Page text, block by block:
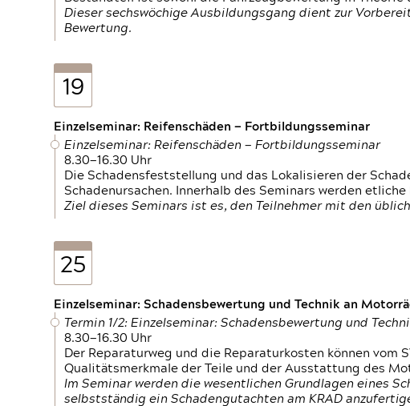
Dieser sechswöchige Ausbildungsgang dient zur
Bewertung.
19
Einzelseminar: Reifenschäden — Fortbildungsseminar
Einzelseminar: Reifenschäden — Fortbildungsseminar
8.30—16.30 Uhr
Die Schadensfeststellung und das Lokalisieren der
Schadenursachen. Innerhalb des Seminars werden
Ziel dieses Seminars ist es, den Teilnehmer mit den
25
Einzelseminar: Schadensbewertung und Technik an
Termin 1/2: Einzelseminar: Schadensbewertung und
8.30—16.30 Uhr
Der Reparaturweg und die Reparaturkosten können
Qualitätsmerkmale der Teile und der Ausstattung des
Im Seminar werden die wesentlichen Grundlagen eines
selbstständig ein Schadengutachten am KRAD